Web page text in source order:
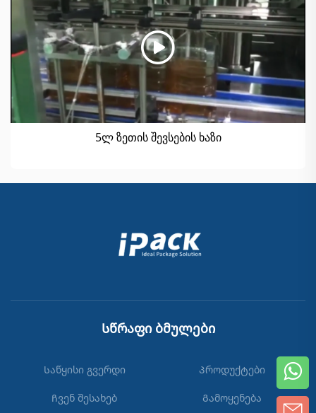
5ლ ზეთის შევსების ხაზი
Სწრაფი ბმულები
Საწყისი გვერდი Პროდუქტები
Ჩვენ შესახებ Გამოყენება